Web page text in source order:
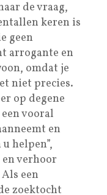
de vraag,
keren is
geen
arrogante en
omdat je
niet precies.
op degene
vooral
en
helpen”,
verhoor
een
zoektocht